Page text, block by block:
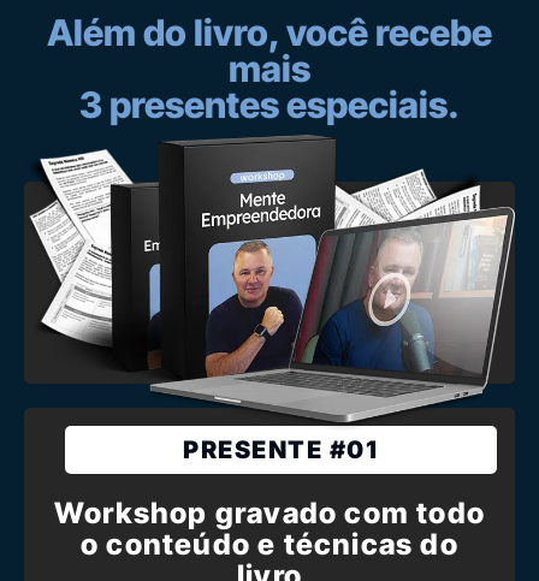
Além do livro, você recebe
mais
3 presentes especiais.
PRESENTE #01
Workshop gravado com todo
o conteúdo e técnicas do